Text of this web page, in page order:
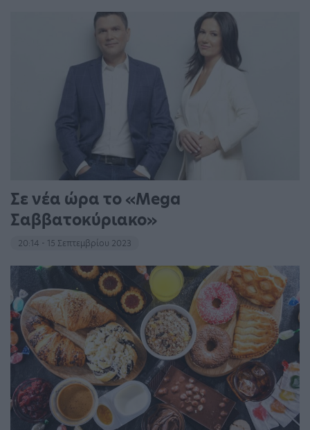
Σε νέα ώρα το «Mega
Σαββατοκύριακο»
20:14 - 15 Σεπτεμβρίου 2023